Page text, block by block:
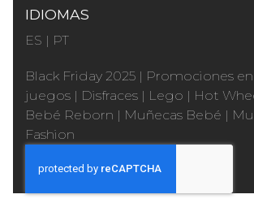
IDIOMAS
ES | PT
Black Friday 2025 | Promociones
juegos | Disfraces | Lego | Hot
Bebé Reborn | Muñecas Bebé |
Fashion